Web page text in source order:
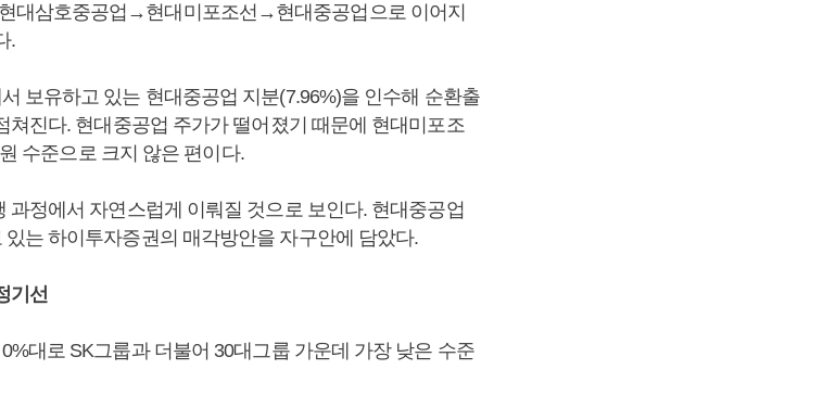
대삼호중공업→현대미포조선→현대중공업으로 이어지
.
보유하고 있는 현대중공업 지분(7.96%)을 인수해 순환출
쳐진다. 현대중공업 주가가 떨어졌기 때문에 현대미포조
수준으로 크지 않은 편이다.
과정에서 자연스럽게 이뤄질 것으로 보인다. 현대중공업
는 하이투자증권의 매각방안을 자구안에 담았다.
기선
대로 SK그룹과 더불어 30대그룹 가운데 가장 낮은 수준